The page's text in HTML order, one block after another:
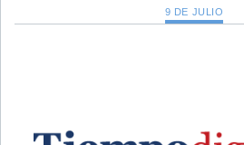
9 DE JULIO